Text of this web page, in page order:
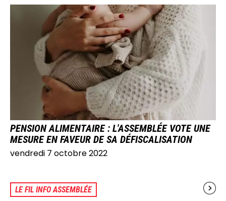
IMAGE
PENSION ALIMENTAIRE : L'ASSEMBLÉE VOTE UNE
MESURE EN FAVEUR DE SA DÉFISCALISATION
vendredi 7 octobre 2022
LE FIL INFO ASSEMBLÉE